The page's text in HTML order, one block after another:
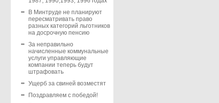
В Минтруде не планируют
пересматривать право
разных категорий льготников
на досрочную пенсию
За неправильно
начисленные коммунальные
услуги управляющие
компании теперь будут
штрафовать
Ущерб за свиней возместят
Поздравляем с победой!